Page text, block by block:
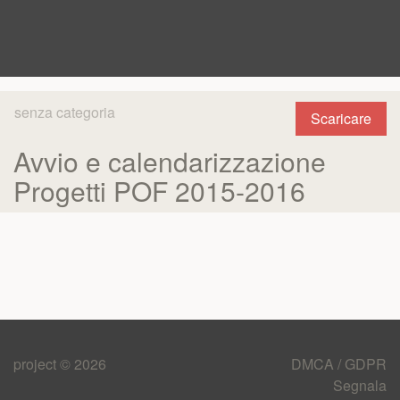
Scaricare
senza categoria
Avvio e calendarizzazione
Progetti POF 2015-2016
project © 2026
DMCA / GDPR
Segnala